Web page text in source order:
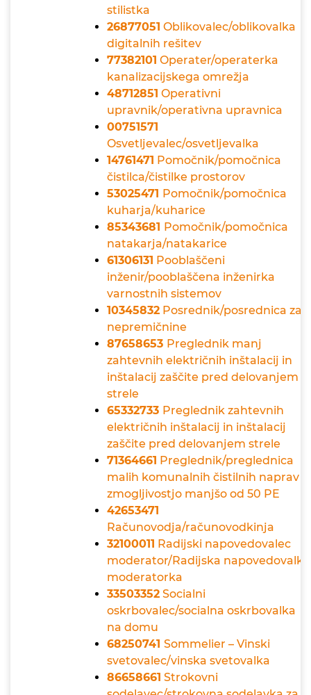
stilistka
26877051 Oblikovalec/oblikovalka
digitalnih rešitev
77382101 Operater/operaterka
kanalizacijskega omrežja
48712851 Operativni
upravnik/operativna upravnica
00751571
Osvetljevalec/osvetljevalka
14761471 Pomočnik/pomočnica
čistilca/čistilke prostorov
53025471 Pomočnik/pomočnica
kuharja/kuharice
85343681 Pomočnik/pomočnica
natakarja/natakarice
61306131 Pooblaščeni
inženir/pooblaščena inženirka
varnostnih sistemov
10345832 Posrednik/posrednica za
nepremičnine
87658653 Preglednik manj
zahtevnih električnih inštalacij in
inštalacij zaščite pred delovanjem
strele
65332733 Preglednik zahtevnih
električnih inštalacij in inštalacij
zaščite pred delovanjem strele
71364661 Preglednik/preglednica
malih komunalnih čistilnih naprav z
zmogljivostjo manjšo od 50 PE
42653471
Računovodja/računovodkinja
32100011 Radijski napovedovalec
moderator/Radijska napovedovalka
moderatorka
33503352 Socialni
oskrbovalec/socialna oskrbovalka
na domu
68250741 Sommelier – Vinski
svetovalec/vinska svetovalka
86658661 Strokovni